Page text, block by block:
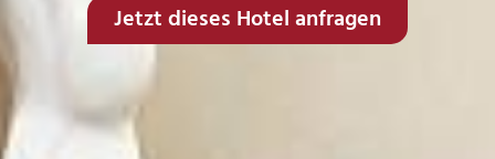
Jetzt dieses Hotel anfragen